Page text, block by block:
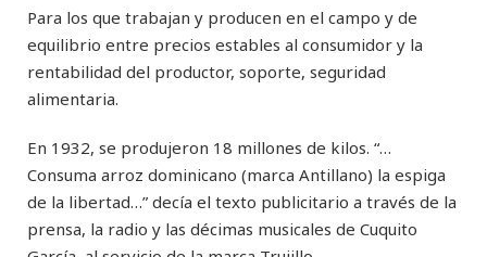
Para los que trabajan y producen en el campo y de
equilibrio entre precios estables al consumidor y la
rentabilidad del productor, soporte, seguridad
alimentaria.
En 1932, se produjeron 18 millones de kilos. “…
Consuma arroz dominicano (marca Antillano) la espiga
de la libertad…” decía el texto publicitario a través de la
prensa, la radio y las décimas musicales de Cuquito